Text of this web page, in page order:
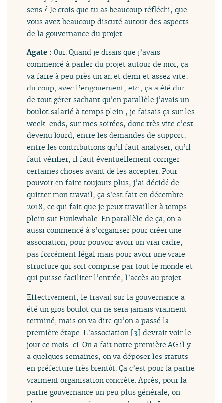
sens ? Je crois que tu as beaucoup réfléchi, que
vous avez beaucoup discuté autour des aspects
de la gouvernance du projet.
Agate :Oui. Quand je disais que j’avais
commencé à parler du projet autour de moi, ça
va faire à peu près un an et demi et assez vite,
du coup, avec l’engouement, etc., ça a été dur
de tout gérer sachant qu’en parallèle j’avais un
boulot salarié à temps plein ; je faisais ça sur les
week-ends, sur mes soirées, donc très vite c’est
devenu lourd, entre les demandes de support,
entre les contributions qu’il faut analyser, qu’il
faut vérifier, il faut éventuellement corriger
certaines choses avant de les accepter. Pour
pouvoir en faire toujours plus, j’ai décidé de
quitter mon travail, ça s’est fait en décembre
2018, ce qui fait que je peux travailler à temps
plein sur Funkwhale. En parallèle de ça, on a
aussi commencé à s’organiser pour créer une
association, pour pouvoir avoir un vrai cadre,
pas forcément légal mais pour avoir une vraie
structure qui soit comprise par tout le monde et
qui puisse faciliter l’entrée, l’accès au projet.
Effectivement, le travail sur la gouvernance a
été un gros boulot qui ne sera jamais vraiment
terminé, mais on va dire qu’on a passé la
première étape. L’association [3] devrait voir le
jour ce mois-ci. On a fait notre première AG il y
a quelques semaines, on va déposer les statuts
en préfecture très bientôt. Ça c’est pour la partie
vraiment organisation concrète. Après, pour la
partie gouvernance un peu plus générale, on